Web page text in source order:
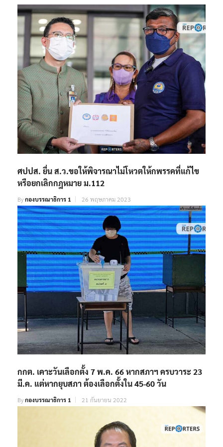
ศปปส. ยื่น ส.ว.ขอให้พิจารณาไม่โหวตให้กพรรคที่แก้ไข
หรือยกเลิกกฎหมาย ม.112
Byกองบรรณาธิการ 1 26 พฤษภาคม 2023
กกต. เคาะวันเลือกตั้ง 7 พ.ค. 66 หากสภาฯ ครบวาระ 23
มี.ค. แต่หากยุบสภา ต้องเลือกตั้งใน 45-60 วัน
Byกองบรรณาธิการ 1 21 กันยายน 2022